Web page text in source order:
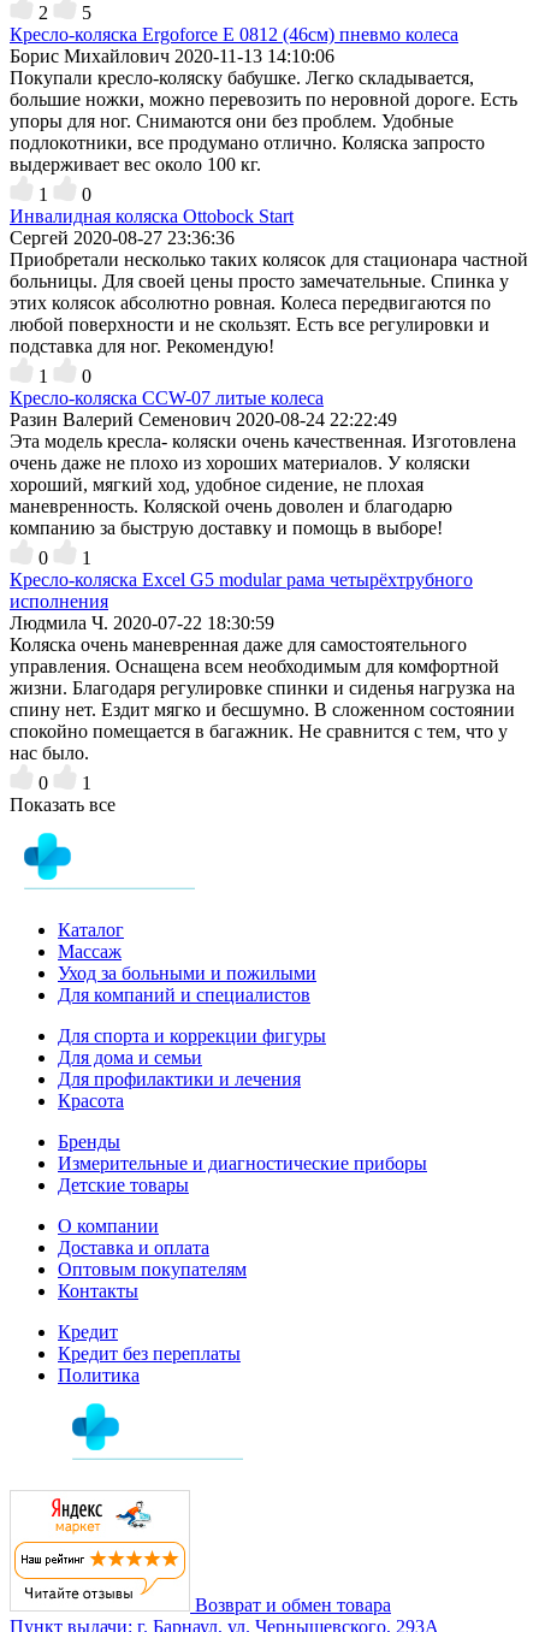
2
5
Кресло-коляска Ergoforce E 0812 (46см) пневмо колеса
Борис Михайлович 2020-11-13 14:10:06
Покупали кресло-коляску бабушке. Легко складывается,
большие ножки, можно перевозить по неровной дороге. Есть
упоры для ног. Снимаются они без проблем. Удобные
подлокотники, все продумано отлично. Коляска запросто
выдерживает вес около 100 кг.
1
0
Инвалидная коляска Ottobock Start
Сергей 2020-08-27 23:36:36
Приобретали несколько таких колясок для стационара частной
больницы. Для своей цены просто замечательные. Спинка у
этих колясок абсолютно ровная. Колеса передвигаются по
любой поверхности и не скользят. Есть все регулировки и
подставка для ног. Рекомендую!
1
0
Кресло-коляска CCW-07 литые колеса
Разин Валерий Семенович 2020-08-24 22:22:49
Эта модель кресла- коляски очень качественная. Изготовлена
очень даже не плохо из хороших материалов. У коляски
хороший, мягкий ход, удобное сидение, не плохая
маневренность. Коляской очень доволен и благодарю
компанию за быструю доставку и помощь в выборе!
0
1
Кресло-коляска Excel G5 modular рама четырёхтрубного
исполнения
Людмила Ч. 2020-07-22 18:30:59
Коляска очень маневренная даже для самостоятельного
управления. Оснащена всем необходимым для комфортной
жизни. Благодаря регулировке спинки и сиденья нагрузка на
спину нет. Ездит мягко и бесшумно. В сложенном состоянии
спокойно помещается в багажник. Не сравнится с тем, что у
нас было.
0
1
Показать все
Каталог
Массаж
Уход за больными и пожилыми
Для компаний и специалистов
Для спорта и коррекции фигуры
Для дома и семьи
Для профилактики и лечения
Красота
Бренды
Измерительные и диагностические приборы
Детские товары
О компании
Доставка и оплата
Оптовым покупателям
Контакты
Кредит
Кредит без переплаты
Политика
Возврат и обмен товара
Пункт выдачи: г. Барнаул, ул. Чернышевского, 293А